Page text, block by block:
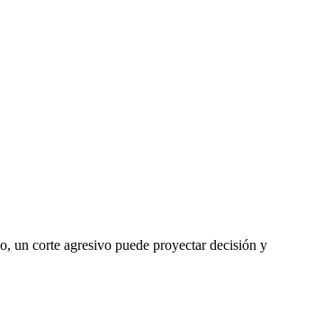
un corte agresivo puede proyectar decisión y